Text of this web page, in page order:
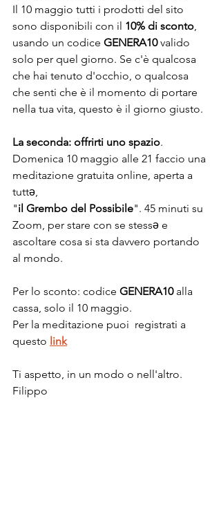
Il 10 maggio tutti i prodotti del sito
sono disponibili con il 10% di sconto
usando un codice GENERA10 valido
solo per quel giorno. Se c'è qualcosa
che hai tenuto d'occhio, o qualcosa
che senti che è il momento di portare
nella tua vita, questo è il giorno giusto.
La seconda: offrirti uno spazio.
Domenica 10 maggio alle 21 faccio una
meditazione gratuita online, aperta a
tuttə,
"il Grembo del Possibile". 45 minuti su
Zoom, per stare con se stessə e
ascoltare cosa si sta davvero portando
al mondo.
Per lo sconto: codice GENERA10 alla
cassa, solo il 10 maggio.
Per la meditazione puoi  registrati a
questo link
Ti aspetto, in un modo o nell'altro.
Filippo